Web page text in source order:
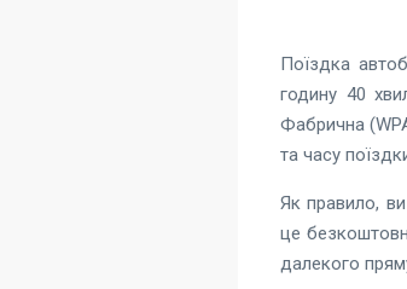
Поїздка
годину 40
Фабрична
та часу
Як правило,
це
далекого